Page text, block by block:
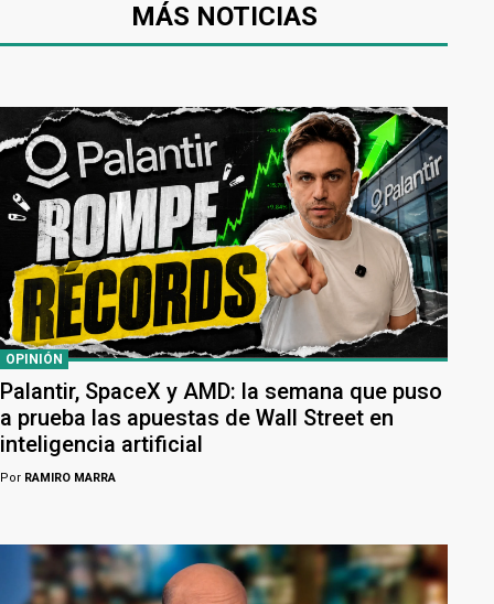
MÁS NOTICIAS
OPINIÓN
Palantir, SpaceX y AMD: la semana que puso
a prueba las apuestas de Wall Street en
inteligencia artificial
Por RAMIRO MARRA